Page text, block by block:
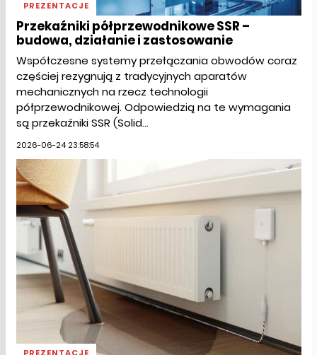
PREZENTACJE
Przekaźniki półprzewodnikowe SSR –
budowa, działanie i zastosowanie
Współczesne systemy przełączania obwodów coraz
częściej rezygnują z tradycyjnych aparatów
mechanicznych na rzecz technologii
półprzewodnikowej. Odpowiedzią na te wymagania
są przekaźniki SSR (Solid...
2026-06-24 23:58:54
PREZENTACJE